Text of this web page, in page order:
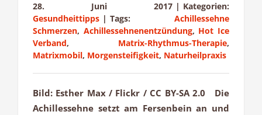
28. Juni 2017 | Kategorien:
Gesundheittipps | Tags: Achillessehne
Schmerzen, Achillessehnenentzündung, Hot Ice
Verband, Matrix-Rhythmus-Therapie,
Matrixmobil, Morgensteifigkeit, Naturheilpraxis
Bild: Esther Max / Flickr / CC BY-SA 2.0 Die
Achillessehne setzt am Fersenbein an und